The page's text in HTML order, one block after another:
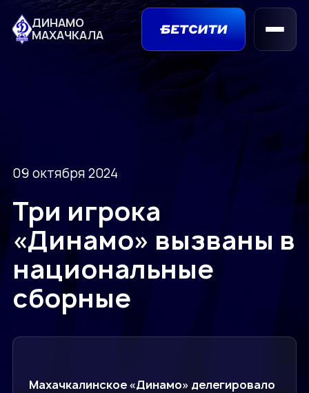
ДИНАМО
МАХАЧКАЛА
09 октября 2024
Три игрока
«Динамо» вызваны в
национальные
сборные
Махачкалинское «Динамо» делегировало